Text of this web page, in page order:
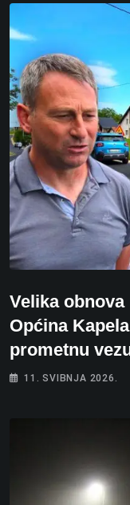
Velika
Općina
prometnu
11. SVIBNJA 2026.